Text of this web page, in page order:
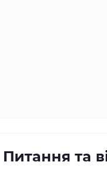
Питання та